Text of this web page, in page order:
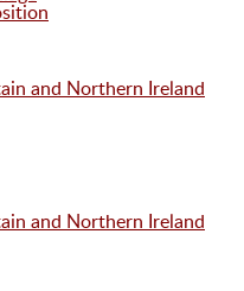
and Northern Ireland
and Northern Ireland